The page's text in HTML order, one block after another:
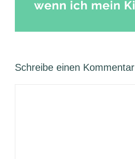
Schreibe einen Kommentar